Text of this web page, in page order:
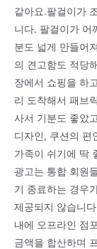
같아요.팔걸이가
니다. 팔걸이가 어
분도 넓게 만들어
의 견고함도 적당
장에서 쇼핑을 하
리 도착해서 패브
사서 기분도 좋았
디자인, 쿠션의 편
가족이 쉬기에 딱
광고는 통합 회원
기 종료하는 경우
제공되지 않습니
내에 오프라인 점
금액을 합산하며